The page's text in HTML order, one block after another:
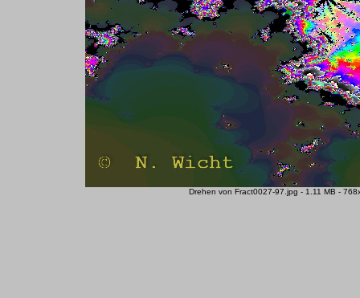
Drehen von Fract0027-97.jpg - 1.11 MB -